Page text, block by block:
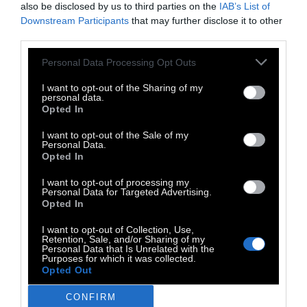
also be disclosed by us to third parties on the IAB’s List of
Downstream Participants that may further disclose it to other
Personal Data Processing Opt Outs
I want to opt-out of the Sharing of my
personal data.
Opted In
I want to opt-out of the Sale of my
Personal Data.
Opted In
I want to opt-out of processing my
Personal Data for Targeted Advertising.
Opted In
I want to opt-out of Collection, Use,
Retention, Sale, and/or Sharing of my
Personal Data that Is Unrelated with the
Purposes for which it was collected.
Opted Out
CONFIRM
Κώνστα να λέει «άκου να σου πω
πουτανάκι!!!». Μετά από δεκαεννέα λεπτά και
δέκα δευτερόλεπτα από Ντίνα Κώνστα και
γαργαλάνε την γλυκιά μα γοητευτική κοιλίτσα
μου και σηκώνω τον βασιλικό μου πωπό για
να πάω στην κουζίνα. Την επανάσταση μου
την κάνω και σήμερα, αφού την παντόφλα την
αλλά το σύστημα με νίκησε όταν μύρισα τα
παπουτσάκια στον φούρνο. Θα φάω
σουβλάκια αύριο, δεν πειράζει.
Η ατάκα της μάνας μου, μόλις μπήκε στο
σπίτι ακούστηκε μέχρι τον περιπτερά.